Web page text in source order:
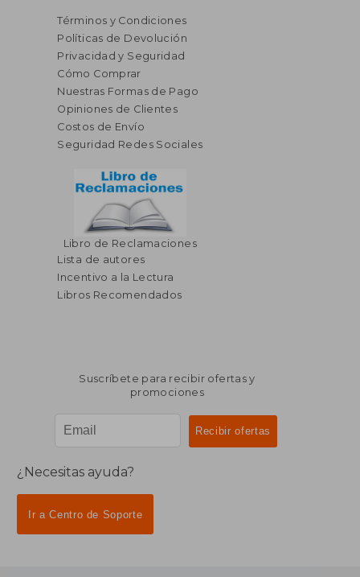
Términos y Condiciones
Políticas de Devolución
Privacidad y Seguridad
Cómo Comprar
Nuestras Formas de Pago
Opiniones de Clientes
Costos de Envío
Seguridad Redes Sociales
Libro de Reclamaciones
Lista de autores
Incentivo a la Lectura
Libros Recomendados
Suscríbete para recibir ofertas y
promociones
¿Necesitas ayuda?
Ir a Centro de Soporte